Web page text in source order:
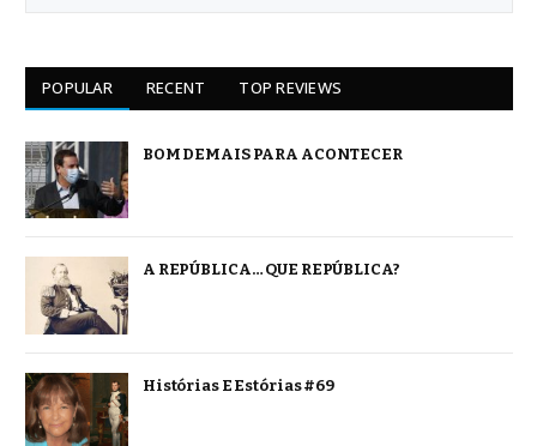
POPULAR RECENT TOP REVIEWS
BOM DEMAIS PARA ACONTECER
A REPÚBLICA… QUE REPÚBLICA?
Histórias E Estórias #69